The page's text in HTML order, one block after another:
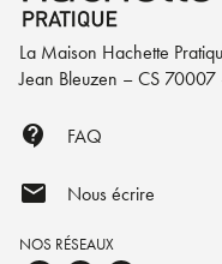
La Maison Hachette
Jean Bleuzen – CS 70007
contact_support FAQ
mail Nous écrire
NOS RÉSEAUX